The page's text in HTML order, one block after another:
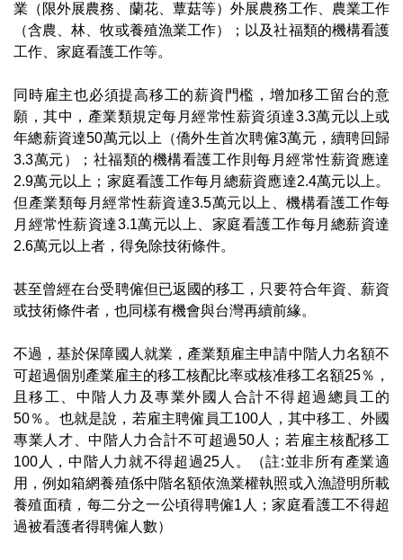
業（限外展農務、蘭花、蕈菇等）外展農務工作、農業工作
（含農、林、牧或養殖漁業工作）；以及社福類的機構看護
工作、家庭看護工作等。
同時雇主也必須提高移工的薪資門檻，增加移工留台的意
願，其中，產業類規定每月經常性薪資須達3.3萬元以上或
年總薪資達50萬元以上（僑外生首次聘僱3萬元，續聘回歸
3.3萬元）；社福類的機構看護工作則每月經常性薪資應達
2.9萬元以上；家庭看護工作每月總薪資應達2.4萬元以上。
但產業類每月經常性薪資達3.5萬元以上、機構看護工作每
月經常性薪資達3.1萬元以上、家庭看護工作每月總薪資達
2.6萬元以上者，得免除技術條件。
甚至曾經在台受聘僱但已返國的移工，只要符合年資、薪資
或技術條件者，也同樣有機會與台灣再續前緣。
不過，基於保障國人就業，產業類雇主申請中階人力名額不
可超過個別產業雇主的移工核配比率或核准移工名額25％，
且移工、中階人力及專業外國人合計不得超過總員工的
50％。也就是說，若雇主聘僱員工100人，其中移工、外國
專業人才、中階人力合計不可超過50人；若雇主核配移工
100人，中階人力就不得超過25人。（註:並非所有產業適
用，例如箱網養殖係中階名額依漁業權執照或入漁證明所載
養殖面積，每二分之一公頃得聘僱1人；家庭看護工不得超
過被看護者得聘僱人數）